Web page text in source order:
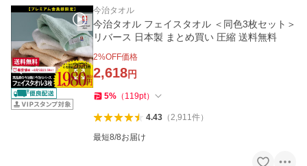
今治タオル
今治タオル フェイスタオル ＜同色3枚セット＞
リバース 日本製 まとめ買い 圧縮 送料無料
2%OFF価格
2,618円
5% （ 119pt）
4.43（2,911件）
最短8/8お届け